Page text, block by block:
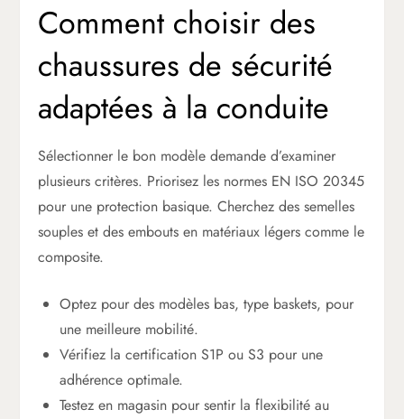
Comment choisir des
chaussures de sécurité
adaptées à la conduite
Sélectionner le bon modèle demande d’examiner
plusieurs critères. Priorisez les normes EN ISO 20345
pour une protection basique. Cherchez des semelles
souples et des embouts en matériaux légers comme le
composite.
Optez pour des modèles bas, type baskets, pour
une meilleure mobilité.
Vérifiez la certification S1P ou S3 pour une
adhérence optimale.
Testez en magasin pour sentir la flexibilité au